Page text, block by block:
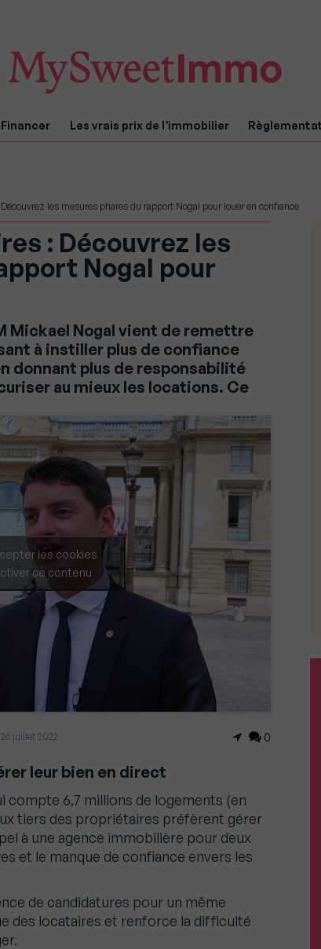
Les vrais prix de l’immobilier
les mesures phares du rapport Nogal pour louer en confiance
: Découvrez les
Nogal pour
Mickael Nogal vient de remettre
à instiller plus de confiance
donnant plus de responsabilité
au mieux les locations. Ce
les cookies
ce contenu
26 juillet 2022 0
leur bien en direct
compte 6,7 millions de logements (en
tiers des propriétaires préfèrent gérer
à une agence immobilière pour deux
et le manque de confiance envers les
de candidatures pour un même
des locataires et renforce la difficulté